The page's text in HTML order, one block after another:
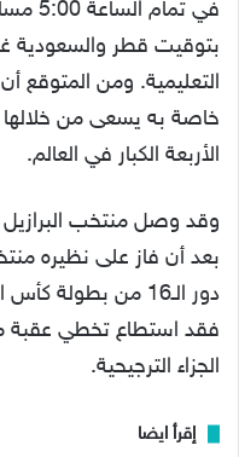
بتوقيت قطر والسعودية
التعليمية. ومن
خاصة به يسعى من خلالها
الأربعة الكبار في العالم.
وقد وصل منتخب البرازيل
دور الـ16 من
فقد استطاع تخطي عقبة
الجزاء الترجيحية.
إقرأ ايضا